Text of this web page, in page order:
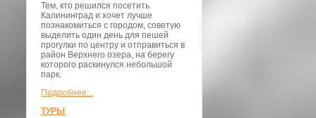
Тем, кто решился посетить
Калининград и хочет лучше
познакомиться с городом, советую
выделить один день для пешей
прогулки по центру и отправиться в
район Верхнего озера, на берегу
которого раскинулся небольшой
парк.
Подробнее...
ТУРЫ